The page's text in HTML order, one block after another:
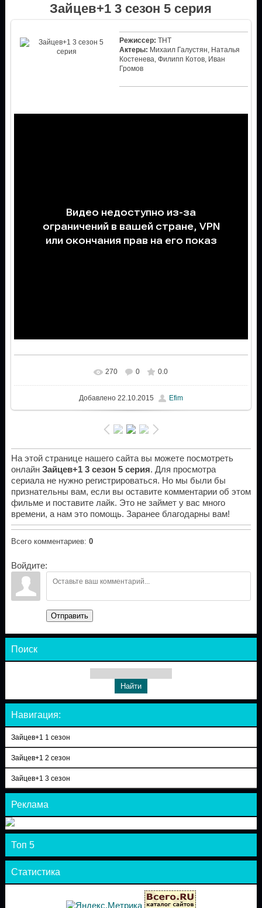
Зайцев+1 3 сезон 5 серия
Режиссер: ТНТ
Актеры: Михаил Галустян, Наталья
Костенева, Филипп Котов, Иван
Громов
270 0 0.0
Добавлено22.10.2015 Efim
На этой странице нашего сайта вы можете посмотреть
онлайн Зайцев+1 3 сезон 5 серия. Для просмотра
сериала не нужно регистрироваться. Но мы были бы
признательны вам, если вы оставите комментарии об этом
фильме и поставите лайк. Это не займет у вас много
времени, а нам это помощь. Заранее благодарны вам!
Всего комментариев: 0
Войдите:
Отправить
Поиск
Навигация:
Зайцев+1 1 сезон
Зайцев+1 2 сезон
Зайцев+1 3 сезон
Реклама
Топ 5
Статистика